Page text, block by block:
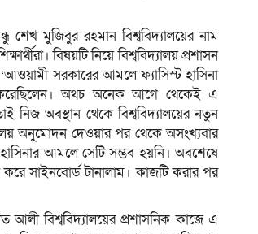
শেখ মুজিবুর রহমান বিশ্ববিদ্যালয়ের নাম
বিষয়টি নিয়ে বিশ্ববিদ্যালয় প্রশাসন
সরকারের আমলে ফ্যাসিস্ট হাসিনা
করেছিলেন। অথচ অনেক আগে থেকেই এ
নিজ অবস্থান থেকে বিশ্ববিদ্যালয়ের নতুন
অনুমোদন দেওয়ার পর থেকে অসংখ্যবার
আমলে সেটি সম্ভব হয়নি। অবশেষে
সাইনবোর্ড টানালাম। কাজটি করার পর
আলী বিশ্ববিদ্যালয়ের প্রশাসনিক কাজে এ